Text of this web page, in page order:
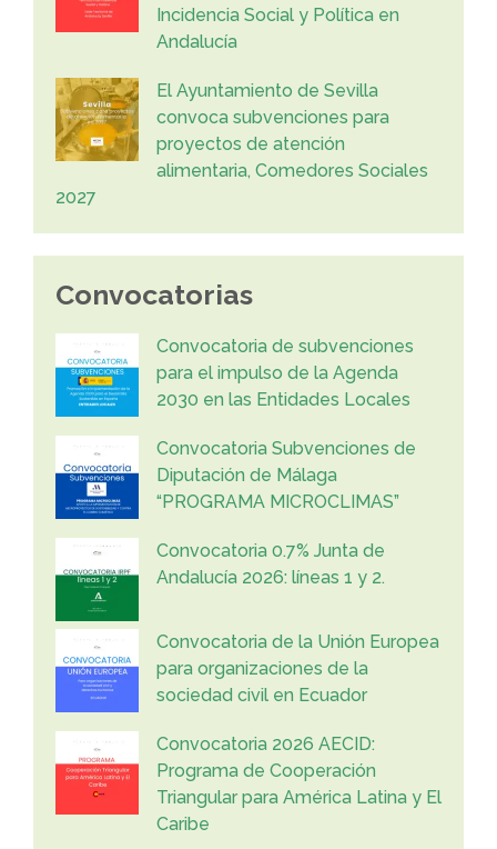
Incidencia Social y Política en
Andalucía
El Ayuntamiento de Sevilla
convoca subvenciones para
proyectos de atención
alimentaria, Comedores Sociales
2027
Convocatorias
Convocatoria de subvenciones
para el impulso de la Agenda
2030 en las Entidades Locales
Convocatoria Subvenciones de
Diputación de Málaga
“PROGRAMA MICROCLIMAS”
Convocatoria 0.7% Junta de
Andalucía 2026: líneas 1 y 2.
Convocatoria de la Unión Europea
para organizaciones de la
sociedad civil en Ecuador
Convocatoria 2026 AECID:
Programa de Cooperación
Triangular para América Latina y El
Caribe